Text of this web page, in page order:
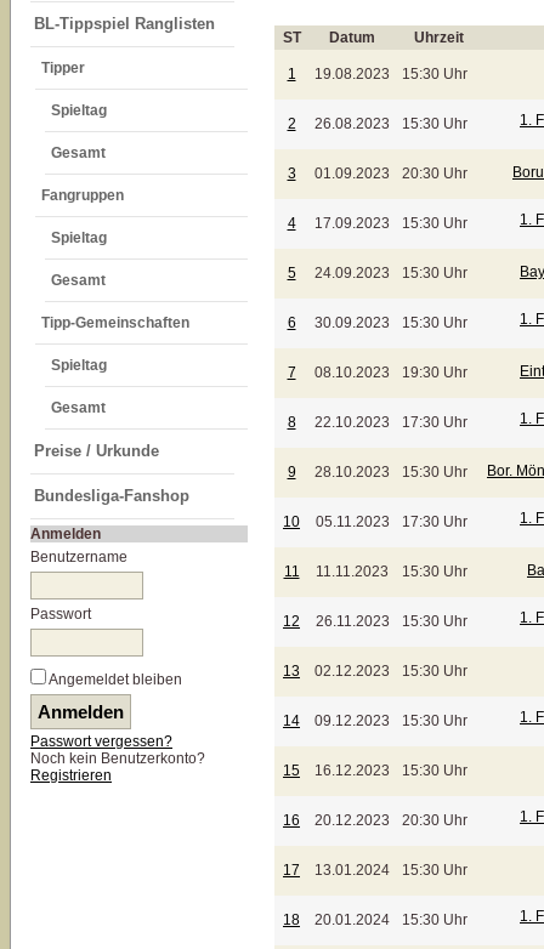
BL-Tippspiel Ranglisten
Tipper
Spieltag
Gesamt
Fangruppen
Spieltag
Gesamt
Tipp-Gemeinschaften
Spieltag
Gesamt
Preise / Urkunde
Bundesliga-Fanshop
Anmelden
Benutzername
Passwort
Angemeldet bleiben
Passwort vergessen?
Noch kein Benutzerkonto?
Registrieren
ST Datum Uhrzeit
1 19.08.2023 15:30 Uhr
2 26.08.2023 15:30 Uhr 1.
3 01.09.2023 20:30 Uhr
4 17.09.2023 15:30 Uhr 1.
5 24.09.2023 15:30 Uhr
6 30.09.2023 15:30 Uhr 1.
7 08.10.2023 19:30 Uhr
8 22.10.2023 17:30 Uhr 1.
9 28.10.2023 15:30 Uhr Bor.
10 05.11.2023 17:30 Uhr 1.
11 11.11.2023 15:30 Uhr
12 26.11.2023 15:30 Uhr 1.
13 02.12.2023 15:30 Uhr
14 09.12.2023 15:30 Uhr 1.
15 16.12.2023 15:30 Uhr
16 20.12.2023 20:30 Uhr 1.
17 13.01.2024 15:30 Uhr
18 20.01.2024 15:30 Uhr 1.